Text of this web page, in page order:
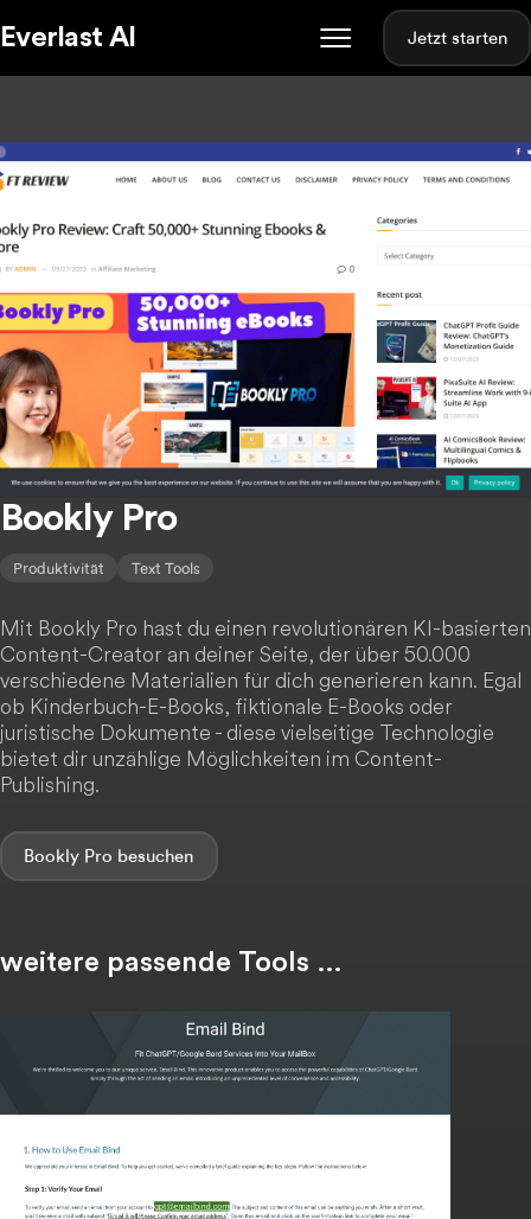
Everlast AI Jetzt starten
Bookly Pro
Produktivität Text Tools
Mit Bookly Pro hast du einen revolutionären KI-basierten
Content-Creator an deiner Seite, der über 50.000
verschiedene Materialien für dich generieren kann. Egal
ob Kinderbuch-E-Books, fiktionale E-Books oder
juristische Dokumente - diese vielseitige Technologie
bietet dir unzählige Möglichkeiten im Content-
Publishing.
Bookly Pro
weitere passende Tools …